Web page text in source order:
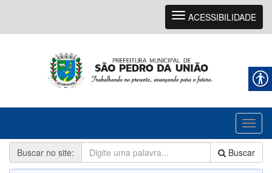
Navegação
ACESSIBILIDADE
Buscar no site:
Buscar